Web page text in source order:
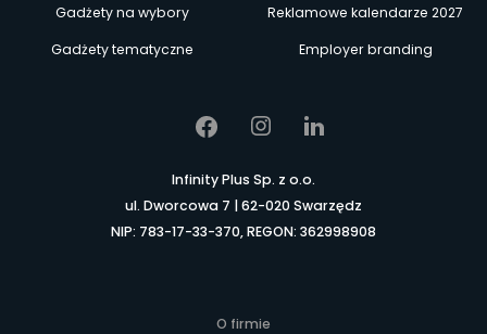
Gadżety na wybory
Reklamowe kalendarze 2027
Gadżety tematyczne
Employer branding
Infinity Plus Sp. z o.o.
ul. Dworcowa 7 | 62-020 Swarzędz
NIP: 783-17-33-370, REGON: 362998908
O firmie